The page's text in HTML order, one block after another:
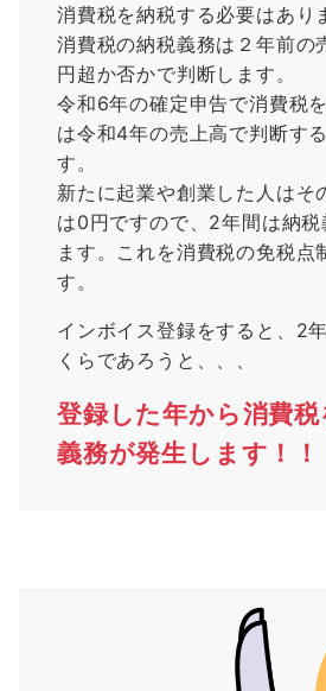
消費税を納税する必要はあり
消費税の納税義務は２年前の
円超か否かで判断します。
令和6年の確定申告で消費税
は令和4年の売上高で判断す
す。
新たに起業や創業した人はそ
は0円ですので、2年間は納
ます。これを消費税の免税点
す。
インボイス登録をすると、2
くらであろうと、、、
登録した年から消費税
義務が発生します！！